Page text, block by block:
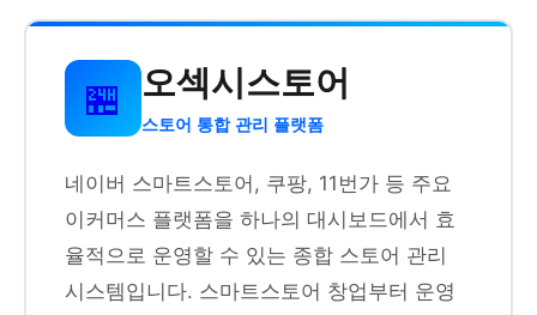
🏪 오섹시스토어
스토어 통합 관리 플랫폼
네이버 스마트스토어, 쿠팡, 11번가 등 주요
이커머스 플랫폼을 하나의 대시보드에서 효
율적으로 운영할 수 있는 종합 스토어 관리
시스템입니다. 스마트스토어 창업부터 운영